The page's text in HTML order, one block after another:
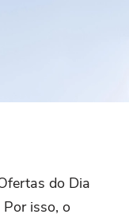
do Dia
isso, o